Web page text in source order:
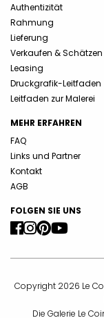
Authentizität
Rahmung
Lieferung
Verkaufen & Schätzen
Leasing
Druckgrafik-Leitfaden
Leitfaden zur Malerei
MEHR ERFAHREN
FAQ
Links und Partner
Kontakt
AGB
FOLGEN SIE UNS
Copyright 2026 Le
Die Galerie Le